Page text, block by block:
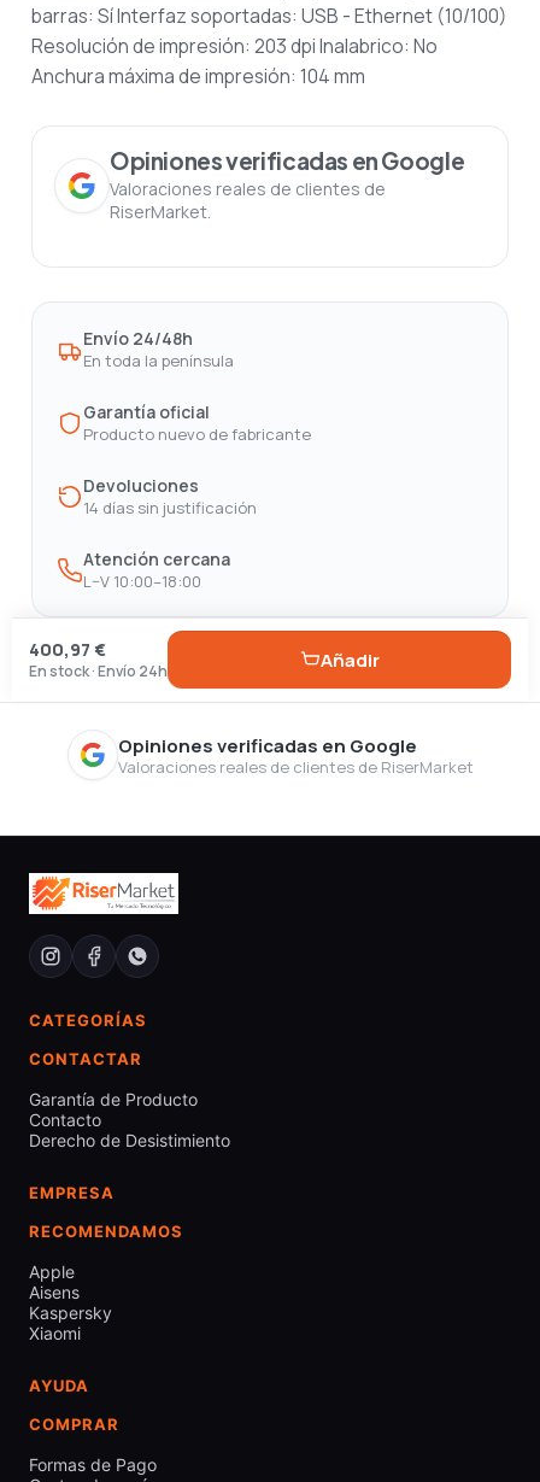
barras: Sí Interfaz soportadas: USB - Ethernet (10/100)
Resolución de impresión: 203 dpi Inalabrico: No
Anchura máxima de impresión: 104 mm
Opiniones verificadas en Google
Valoraciones reales de clientes de
RiserMarket.
Envío 24/48h
En toda la península
Garantía oficial
Producto nuevo de fabricante
Devoluciones
14 días sin justificación
Atención cercana
L–V 10:00–18:00
400,97 €
En stock · Envío 24h Añadir
Opiniones verificadas en Google
Valoraciones reales de clientes de RiserMarket
CATEGORÍAS
CONTACTAR
Garantía de Producto
Contacto
Derecho de Desistimiento
EMPRESA
RECOMENDAMOS
Apple
Aisens
Kaspersky
Xiaomi
AYUDA
COMPRAR
Formas de Pago